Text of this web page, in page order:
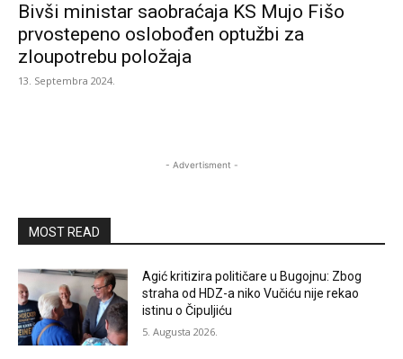
Bivši ministar saobraćaja KS Mujo Fišo
prvostepeno oslobođen optužbi za
zloupotrebu položaja
13. Septembra 2024.
- Advertisment -
MOST READ
Agić kritizira političare u Bugojnu: Zbog
straha od HDZ-a niko Vučiću nije rekao
istinu o Čipuljiću
5. Augusta 2026.